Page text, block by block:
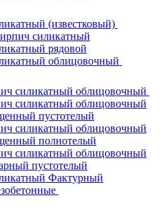
(известковый)
силикатный
рядовой
облицовочный
силикатный облицовочный
силикатный облицовочный
пустотелый
силикатный облицовочный
полнотелый
силикатный облицовочный
пустотелый
Фактурный